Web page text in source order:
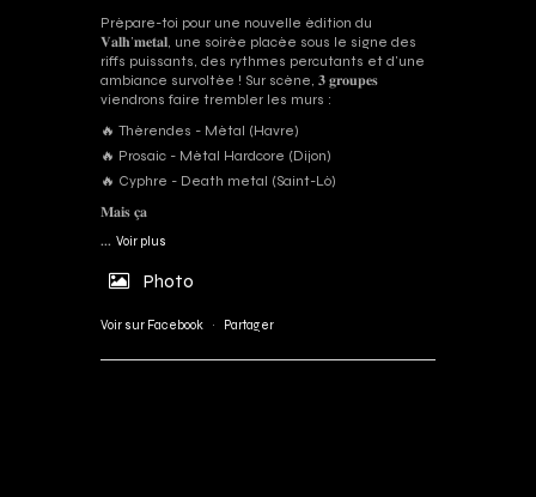
Prépare-toi pour une nouvelle édition du
𝐕𝐚𝐥𝐡’𝐦𝐞𝐭𝐚𝐥, une soirée placée sous le signe des
riffs puissants, des rythmes percutants et d'une
ambiance survoltée ! Sur scène, 𝟑 𝐠𝐫𝐨𝐮𝐩𝐞𝐬
viendrons faire trembler les murs :
🔥 Thérendes - Métal (Havre)
🔥 Prosaic - Métal Hardcore (Dijon)
🔥 Cyphre - Death metal (Saint-Lô)
𝐌𝐚𝐢𝐬 𝐜̧𝐚
... Voir plus
Photo
Voir sur Facebook · Partager